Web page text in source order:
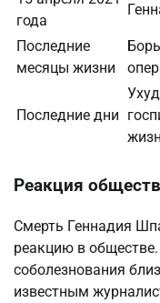
года
Последние
месяцы жизни
Последние дни
Реакция
Смерть Геннадия
реакцию в
соболезнования
известным